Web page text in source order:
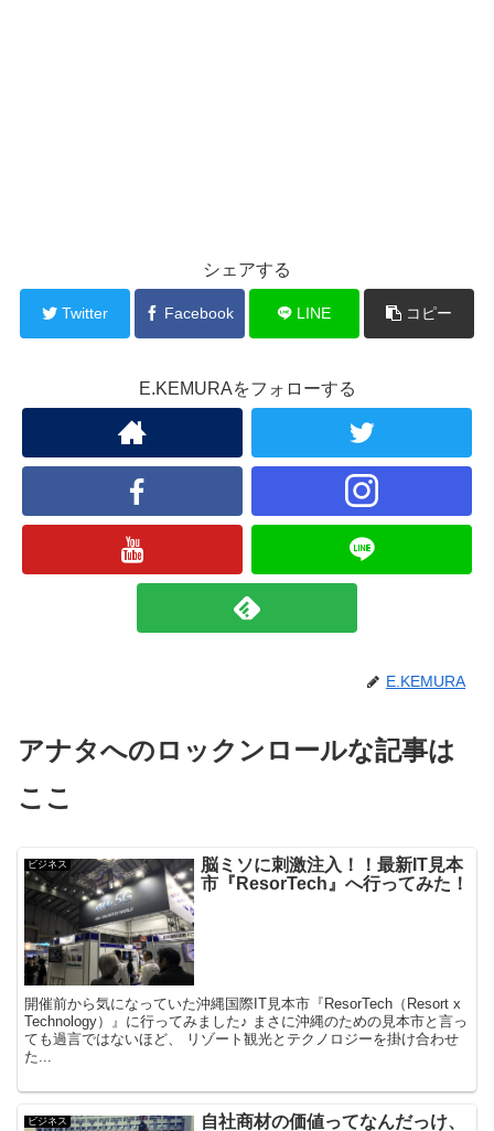
シェアする
Twitter Facebook LINE コピー
E.KEMURAをフォローする
E.KEMURA
アナタへのロックンロールな記事は
ここ
ビジネス
脳ミソに刺激注入！！最新IT見本
市『ResorTech』へ行ってみた！
開催前から気になっていた沖縄国際IT見本市『ResorTech（Resort x
Technology）』に行ってみました♪ まさに沖縄のための見本市と言っ
ても過言ではないほど、 リゾート観光とテクノロジーを掛け合わせ
た...
ビジネス
自社商材の価値ってなんだっけ、